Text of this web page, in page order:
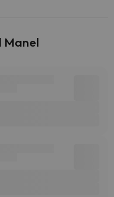
Manel